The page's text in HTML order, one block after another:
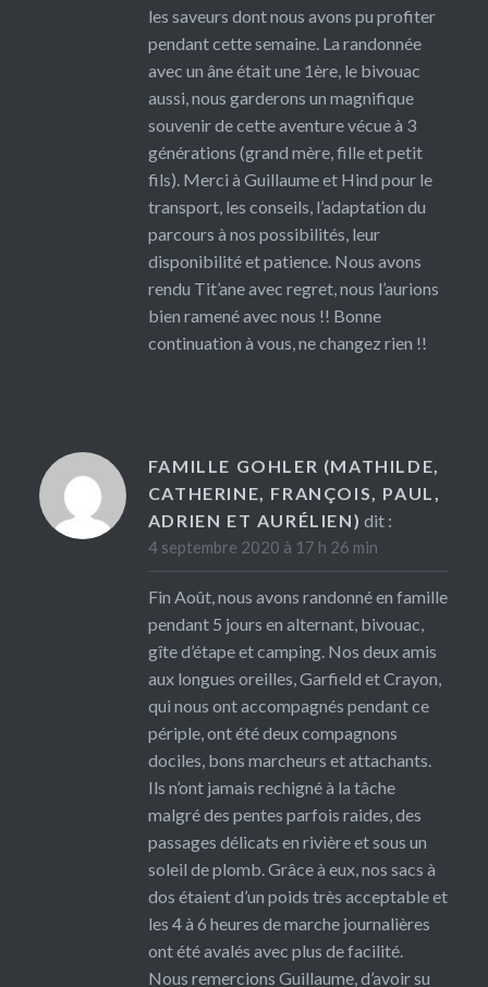
les saveurs dont nous avons pu profiter
pendant cette semaine. La randonnée
avec un âne était une 1ère, le bivouac
aussi, nous garderons un magnifique
souvenir de cette aventure vécue à 3
générations (grand mère, fille et petit
fils). Merci à Guillaume et Hind pour le
transport, les conseils, l’adaptation du
parcours à nos possibilités, leur
disponibilité et patience. Nous avons
rendu Tit’ane avec regret, nous l’aurions
bien ramené avec nous !! Bonne
continuation à vous, ne changez rien !!
FAMILLE GOHLER (MATHILDE,
CATHERINE, FRANÇOIS, PAUL,
ADRIEN ET AURÉLIEN) dit :
4 septembre 2020 à 17 h 26 min
Fin Août, nous avons randonné en famille
pendant 5 jours en alternant, bivouac,
gîte d’étape et camping. Nos deux amis
aux longues oreilles, Garfield et Crayon,
qui nous ont accompagnés pendant ce
périple, ont été deux compagnons
dociles, bons marcheurs et attachants.
Ils n’ont jamais rechigné à la tâche
malgré des pentes parfois raides, des
passages délicats en rivière et sous un
soleil de plomb. Grâce à eux, nos sacs à
dos étaient d’un poids très acceptable et
les 4 à 6 heures de marche journalières
ont été avalés avec plus de facilité.
Nous remercions Guillaume, d’avoir su